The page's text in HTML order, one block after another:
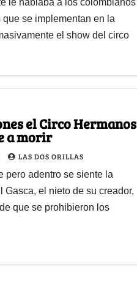
se implementan en la
el show del circo
el Circo Hermanos
a morir
LAS DOS ORILLAS
pero adentro se siente la
Gasca, el nieto de su creador,
que se prohibieron los